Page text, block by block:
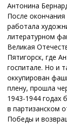
Антонина
После
работала
литературном
Великая
Пятигорск, где
госпитале. Но и
оккупирован
плену, прошла
1943-1944 годах
в партизанском
Победы и